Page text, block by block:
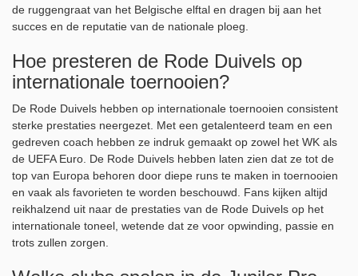
de ruggengraat van het Belgische elftal en dragen bij aan het
succes en de reputatie van de nationale ploeg.
Hoe presteren de Rode Duivels op
internationale toernooien?
De Rode Duivels hebben op internationale toernooien consistent
sterke prestaties neergezet. Met een getalenteerd team en een
gedreven coach hebben ze indruk gemaakt op zowel het WK als
de UEFA Euro. De Rode Duivels hebben laten zien dat ze tot de
top van Europa behoren door diepe runs te maken in toernooien
en vaak als favorieten te worden beschouwd. Fans kijken altijd
reikhalzend uit naar de prestaties van de Rode Duivels op het
internationale toneel, wetende dat ze voor opwinding, passie en
trots zullen zorgen.